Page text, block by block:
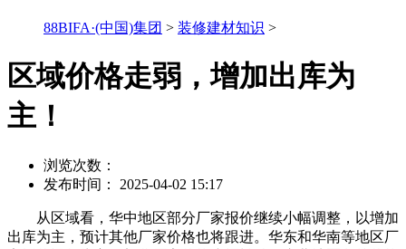
88BIFA·(中国)集团 > 装修建材知识 >
区域价格走弱，增加出库为
主！
浏览次数：
发布时间： 2025-04-02 15:17
从区域看，华中地区部分厂家报价继续小幅调整，以增加
出库为主，预计其他厂家价格也将跟进。华东和华南等地区厂